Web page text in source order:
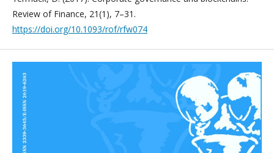
Review of Finance, 21(1), 7–31.
https://doi.org/10.1093/rof/rfw074